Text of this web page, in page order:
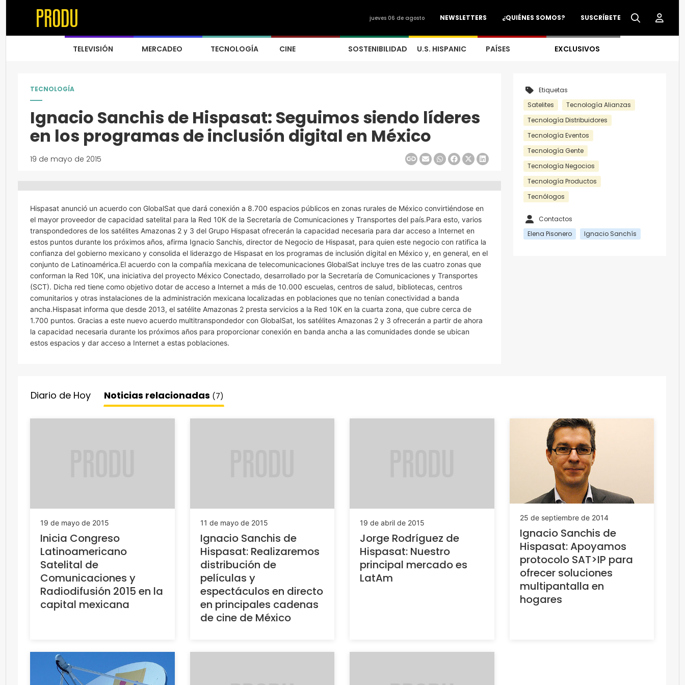
SUSCRÍBETE
¿QUIÉNES SOMOS?
NEWSLETTERS
jueves 06 de agosto
TELEVISIÓN MERCADEO TECNOLOGÍA CINE SOSTENIBILIDAD U.S. HISPANIC PAÍSES EXCLUSIVOS
TECNOLOGÍA
Ignacio Sanchis de Hispasat: Seguimos siendo líderes
en los programas de inclusión digital en México
19 de mayo de 2015
Hispasat anunció un acuerdo con GlobalSat que dará conexión a 8.700 espacios públicos en zonas rurales de México convirtiéndose en
el mayor proveedor de capacidad satelital para la Red 10K de la Secretaría de Comunicaciones y Transportes del país.Para esto, varios
transpondedores de los satélites Amazonas 2 y 3 del Grupo Hispasat ofrecerán la capacidad necesaria para dar acceso a Internet en
estos puntos durante los próximos años, afirma Ignacio Sanchis, director de Negocio de Hispasat, para quien este negocio con ratifica la
confianza del gobierno mexicano y consolida el liderazgo de Hispasat en los programas de inclusión digital en México y, en general, en el
conjunto de Latinoamérica.El acuerdo con la compañía mexicana de telecomunicaciones GlobalSat incluye tres de las cuatro zonas que
conforman la Red 10K, una iniciativa del proyecto México Conectado, desarrollado por la Secretaría de Comunicaciones y Transportes
(SCT). Dicha red tiene como objetivo dotar de acceso a Internet a más de 10.000 escuelas, centros de salud, bibliotecas, centros
comunitarios y otras instalaciones de la administración mexicana localizadas en poblaciones que no tenían conectividad a banda
ancha.Hispasat informa que desde 2013, el satélite Amazonas 2 presta servicios a la Red 10K en la cuarta zona, que cubre cerca de
1.700 puntos. Gracias a este nuevo acuerdo multitranspondedor con GlobalSat, los satélites Amazonas 2 y 3 ofrecerán a partir de ahora
la capacidad necesaria durante los próximos años para proporcionar conexión en banda ancha a las comunidades donde se ubican
estos espacios y dar acceso a Internet a estas poblaciones.
Etiquetas
Satelites
Tecnología Alianzas
Tecnología Distribuidores
Tecnología Eventos
Tecnología Gente
Tecnología Negocios
Tecnología Productos
Tecnólogos
Contactos
Elena Pisonero
Ignacio Sanchís
Diario de Hoy Noticias relacionadas (7)
19 de mayo de 2015
Inicia Congreso
Latinoamericano
Satelital de
Comunicaciones y
Radiodifusión 2015 en la
capital mexicana
11 de mayo de 2015
Ignacio Sanchis de
Hispasat: Realizaremos
distribución de
películas y
espectáculos en directo
en principales cadenas
de cine de México
19 de abril de 2015
Jorge Rodríguez de
Hispasat: Nuestro
principal mercado es
LatAm
25 de septiembre de 2014
Ignacio Sanchis de
Hispasat: Apoyamos
protocolo SAT>IP para
ofrecer soluciones
multipantalla en
hogares